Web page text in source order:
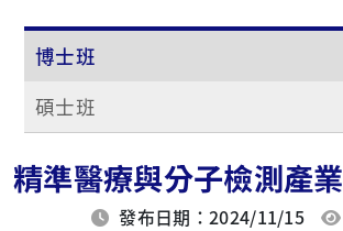
博士班
碩士班
精準醫療與分子檢測產業
發布日期：2024/11/15